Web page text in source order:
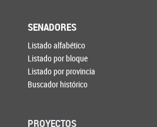
SENADORES
Listado alfabético
Listado por bloque
Listado por provincia
Buscador histórico
PROYECTOS